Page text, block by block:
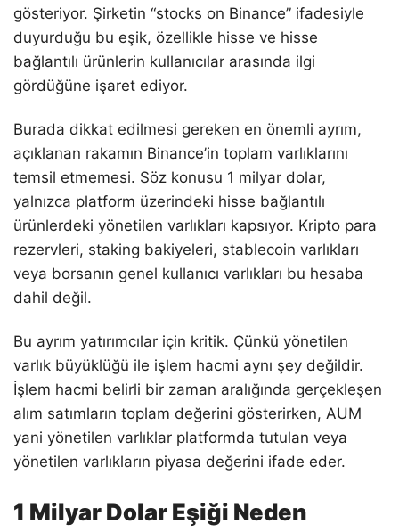
gösteriyor. Şirketin “stocks on Binance” ifadesiyle
duyurduğu bu eşik, özellikle hisse ve hisse
bağlantılı ürünlerin kullanıcılar arasında ilgi
gördüğüne işaret ediyor.
Burada dikkat edilmesi gereken en önemli ayrım,
açıklanan rakamın Binance’in toplam varlıklarını
temsil etmemesi. Söz konusu 1 milyar dolar,
yalnızca platform üzerindeki hisse bağlantılı
ürünlerdeki yönetilen varlıkları kapsıyor. Kripto para
rezervleri, staking bakiyeleri, stablecoin varlıkları
veya borsanın genel kullanıcı varlıkları bu hesaba
dahil değil.
Bu ayrım yatırımcılar için kritik. Çünkü yönetilen
varlık büyüklüğü ile işlem hacmi aynı şey değildir.
İşlem hacmi belirli bir zaman aralığında gerçekleşen
alım satımların toplam değerini gösterirken, AUM
yani yönetilen varlıklar platformda tutulan veya
yönetilen varlıkların piyasa değerini ifade eder.
1 Milyar Dolar Eşiği Neden